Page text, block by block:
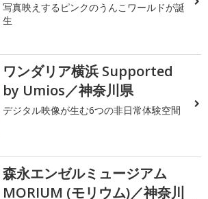
写真映えするピンクのうんこワールドが誕
生
ワンダリア横浜 Supported
by Umios／神奈川県
デジタル映像が生む6つの非日常体験空間
森永エンゼルミュージアム
MORIUM (モリウム)／神奈川